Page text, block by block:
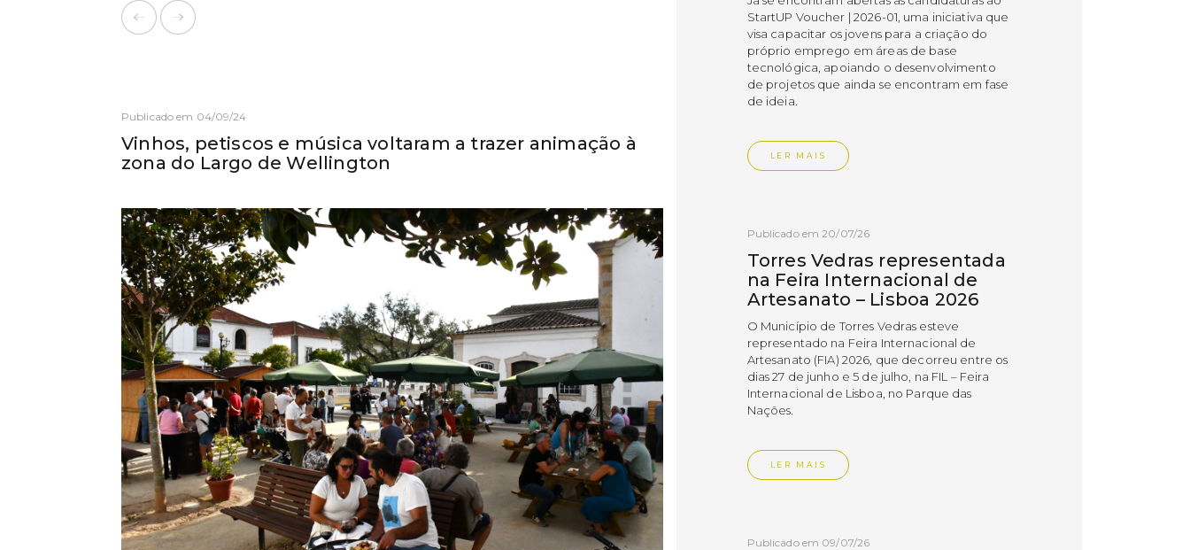
Publicado em 04/09/24
Vinhos, petiscos e música voltaram a trazer animação à
zona do Largo de Wellington
StartUP Voucher | 2026-01, uma iniciativa que
visa capacitar os jovens para a criação do
próprio emprego em áreas de base
tecnológica, apoiando o desenvolvimento
de projetos que ainda se encontram em fase
de ideia.
LER MAIS
Publicado em 20/07/26
Torres Vedras representada
na Feira Internacional de
Artesanato – Lisboa 2026
O Município de Torres Vedras esteve
representado na Feira Internacional de
Artesanato (FIA) 2026, que decorreu entre os
dias 27 de junho e 5 de julho, na FIL – Feira
Internacional de Lisboa, no Parque das
Nações.
LER MAIS
Publicado em 09/07/26